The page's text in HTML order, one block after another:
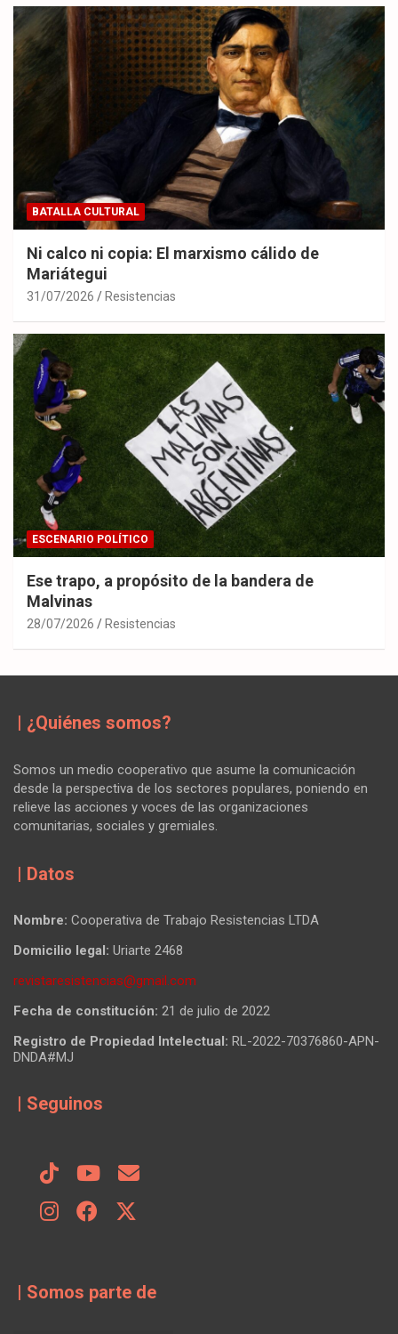
BATALLA CULTURAL
Ni calco ni copia: El marxismo cálido de
Mariátegui
31/07/2026 Resistencias
ESCENARIO POLÍTICO
Ese trapo, a propósito de la bandera de
Malvinas
28/07/2026 Resistencias
| ¿Quiénes somos?
Somos un medio cooperativo que asume la comunicación
desde la perspectiva de los sectores populares, poniendo en
relieve las acciones y voces de las organizaciones
comunitarias, sociales y gremiales.
| Datos
Nombre: Cooperativa de Trabajo Resistencias LTDA
Domicilio legal: Uriarte 2468
revistaresistencias@gmail.com
Fecha de constitución: 21 de julio de 2022
Registro de Propiedad Intelectual: RL-2022-70376860-APN-
DNDA#MJ
| Seguinos
| Somos parte de